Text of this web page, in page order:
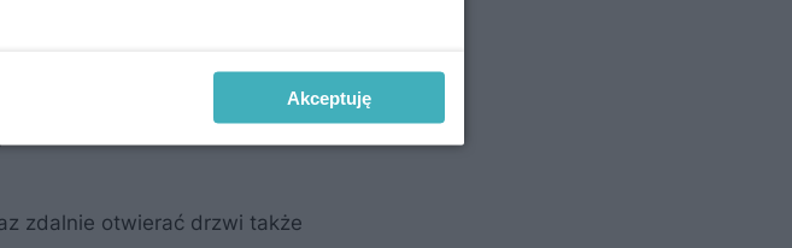
oświetleniem, ogrzewaniem
scenariusze świetlne,
zdalnie otwierać drzwi także
Akceptuję